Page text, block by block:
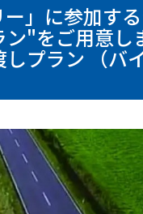
」に参加す
"をご用意し
プラン （バ